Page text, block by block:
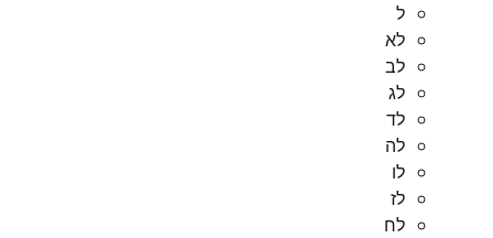
ל
לא
לב
לג
לד
לה
לו
לז
לח